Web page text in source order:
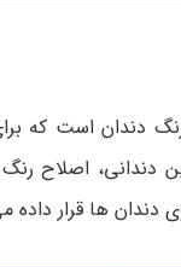
دندان است که
دندانی، اصلاح
ها قرار